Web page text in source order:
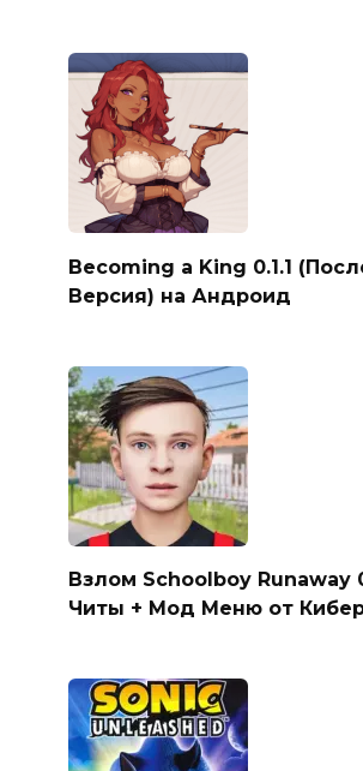
Becoming a King 0.1.1
Версия) на Андроид
Взлом Schoolboy Runaway
Читы + Мод Меню от